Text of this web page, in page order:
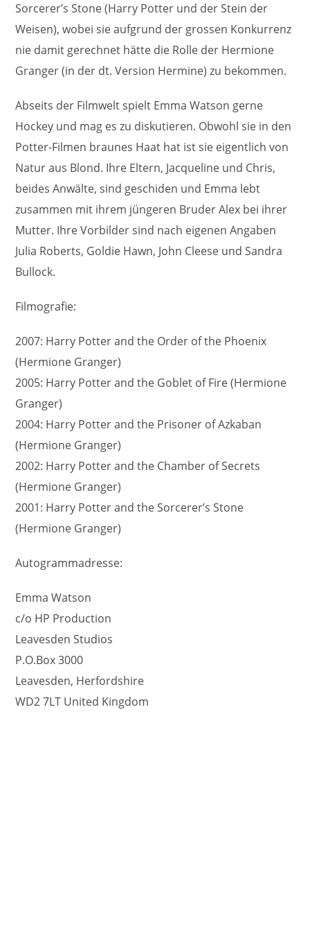
Sorcerer’s Stone (Harry Potter und der Stein der
Weisen), wobei sie aufgrund der grossen Konkurrenz
nie damit gerechnet hätte die Rolle der Hermione
Granger (in der dt. Version Hermine) zu bekommen.
Abseits der Filmwelt spielt Emma Watson gerne
Hockey und mag es zu diskutieren. Obwohl sie in den
Potter-Filmen braunes Haat hat ist sie eigentlich von
Natur aus Blond. Ihre Eltern, Jacqueline und Chris,
beides Anwälte, sind geschiden und Emma lebt
zusammen mit ihrem jüngeren Bruder Alex bei ihrer
Mutter. Ihre Vorbilder sind nach eigenen Angaben
Julia Roberts, Goldie Hawn, John Cleese und Sandra
Bullock.
Filmografie:
2007: Harry Potter and the Order of the Phoenix
(Hermione Granger)
2005: Harry Potter and the Goblet of Fire (Hermione
Granger)
2004: Harry Potter and the Prisoner of Azkaban
(Hermione Granger)
2002: Harry Potter and the Chamber of Secrets
(Hermione Granger)
2001: Harry Potter and the Sorcerer’s Stone
(Hermione Granger)
Autogrammadresse:
Emma Watson
c/o HP Production
Leavesden Studios
P.O.Box 3000
Leavesden, Herfordshire
WD2 7LT United Kingdom